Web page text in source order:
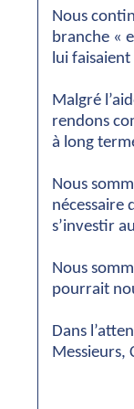
Nous
branche «
lui
Malgré
rendons
à long
Nous
nécessaire
s’investir
Nous
pourrait
Dans
Messieurs,